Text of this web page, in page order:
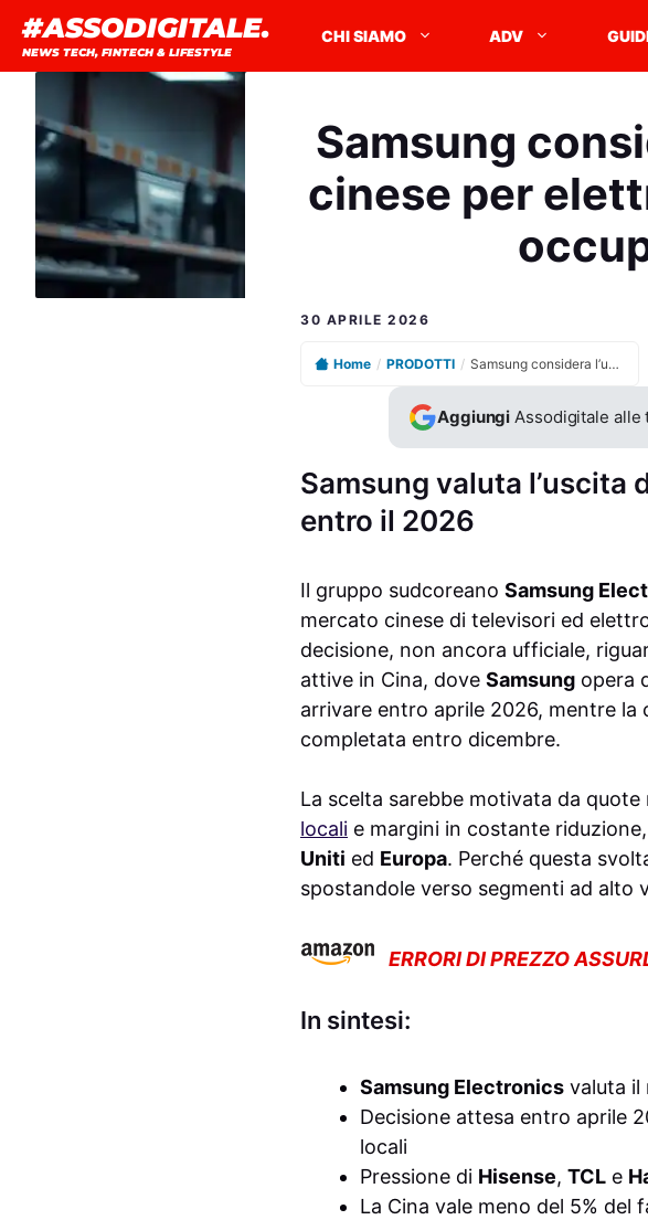
contenuto
#ASSODIGITALE.
NEWS TECH, FINTECH & LIFESTYLE
CHI SIAMO ADV
Samsung
cinese per
30 APRILE 2026
Home / PRODOTTI / Samsung considera l’uscita dal mercato cinese per elettrodomestici e TV, rischio occupazione e filiera
Aggiungi Assodigitale
Samsung valuta l’uscita
entro il 2026
Il gruppo sudcoreano Samsung
mercato cinese di televisori ed
decisione, non ancora ufficiale,
attive in Cina, dove Samsung opera
arrivare entro aprile 2026, mentre la
completata entro dicembre.
La scelta sarebbe motivata da
locali e margini in costante
Uniti ed Europa. Perché questa
spostandole verso segmenti ad alto
ERRORI DI PREZZO
In sintesi:
Samsung Electronics valuta il
Decisione attesa entro aprile
locali
Pressione di Hisense, TCL e
La Cina vale meno del 5% del